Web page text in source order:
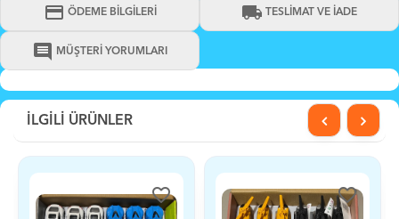
credit_card ÖDEME BİLGİLERİ local_shipping TESLİMAT VE İADE
comment MÜŞTERİ YORUMLARI
İLGİLİ ÜRÜNLER
favorite_border favorite_border